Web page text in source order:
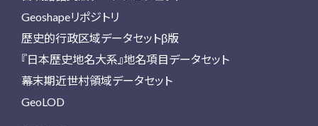
Geoshapeリポジトリ
歴史的行政区域データセットβ版
『日本歴史地名大系』地名項目データセット
幕末期近世村領域データセット
GeoLOD